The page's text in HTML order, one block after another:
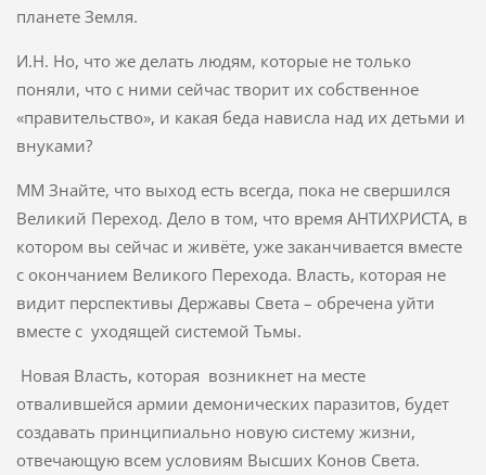
планете Земля.
И.Н. Но, что же делать людям, которые не только
поняли, что с ними сейчас творит их собственное
«правительство», и какая беда нависла над их детьми и
внуками?
ММ Знайте, что выход есть всегда, пока не свершился
Великий Переход. Дело в том, что время АНТИХРИСТА, в
котором вы сейчас и живёте, уже заканчивается вместе
с окончанием Великого Перехода. Власть, которая не
видит перспективы Державы Света – обречена уйти
вместе с уходящей системой Тьмы.
Новая Власть, которая возникнет на месте
отвалившейся армии демонических паразитов, будет
создавать принципиально новую систему жизни,
отвечающую всем условиям Высших Конов Света.